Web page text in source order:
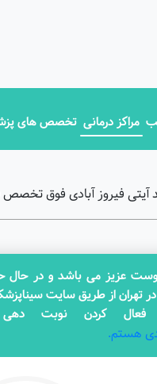
مراکز درمانی تخصص های
آیتی فیروز آبادی فوق
عزیز می باشد و در حال
تهران از طریق سایت
فعال کردن نوبت دهی
هستم.